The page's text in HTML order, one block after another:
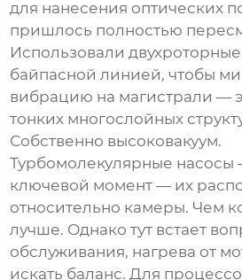
для нанесения оптических
пришлось полностью
Использовали
байпасной линией, чтобы
вибрацию на магистрали —
тонких многослойных
Собственно высоковакуум.
Турбомолекулярные насосы
ключевой момент — их
относительно камеры. Чем
лучше. Однако тут встает
обслуживания, нагрева от
искать баланс. Для